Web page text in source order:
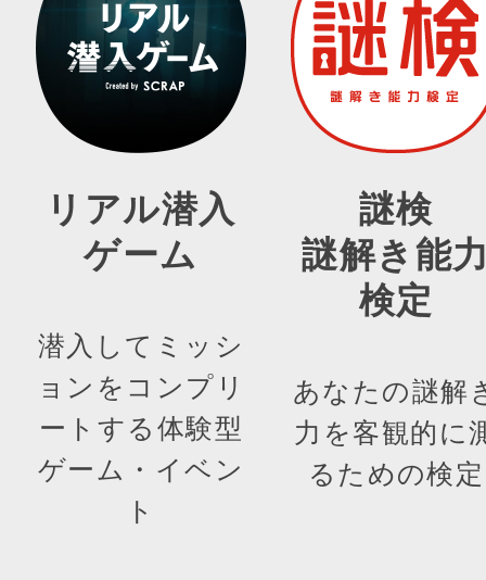
リアル潜入
ゲーム
潜入してミッシ
ョンをコンプリ
ートする体験型
ゲーム・イベン
ト
謎検
謎解き能
検定
あなたの謎解
力を客観的に
るための検定